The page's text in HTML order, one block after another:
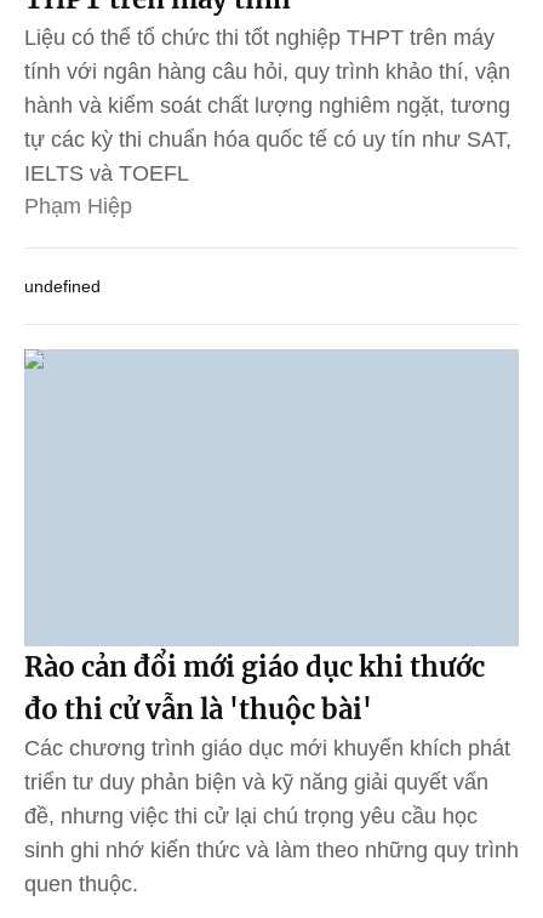
Liệu có thể tổ chức thi tốt nghiệp THPT trên máy
tính với ngân hàng câu hỏi, quy trình khảo thí, vận
hành và kiểm soát chất lượng nghiêm ngặt, tương
tự các kỳ thi chuẩn hóa quốc tế có uy tín như SAT,
IELTS và TOEFL
Phạm Hiệp
undefined
Rào cản đổi mới giáo dục khi thước
đo thi cử vẫn là 'thuộc bài'
Các chương trình giáo dục mới khuyến khích phát
triển tư duy phản biện và kỹ năng giải quyết vấn
đề, nhưng việc thi cử lại chú trọng yêu cầu học
sinh ghi nhớ kiến thức và làm theo những quy trình
quen thuộc.